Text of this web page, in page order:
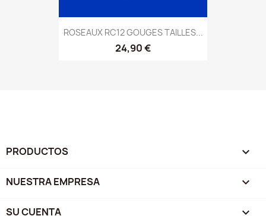
ROSEAUX RC12 GOUGES TAILLES...
24,90 €
PRODUCTOS 
NUESTRA EMPRESA 
SU CUENTA 